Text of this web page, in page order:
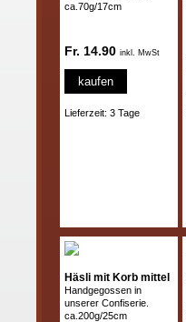
ca.70g/17cm
Fr. 14.90 inkl. MwSt
kaufen
Lieferzeit: 3 Tage
Häsli mit Korb mittel
Handgegossen in
unserer Confiserie.
ca.200g/25cm